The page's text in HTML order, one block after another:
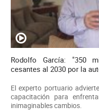
Rodolfo García: "350
cesantes al 2030 por la
El experto portuario
capacitación para
inimaginables cambios.